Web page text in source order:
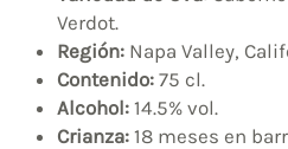
Verdot.
Región: Napa Valley,
Contenido: 75 cl.
Alcohol: 14.5% vol.
Crianza: 18 meses en